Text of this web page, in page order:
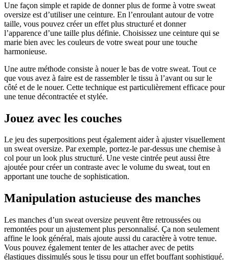
Une façon simple et rapide de donner plus de forme à votre sweat
oversize est d’utiliser une ceinture. En l’enroulant autour de votre
taille, vous pouvez créer un effet plus structuré et donner
l’apparence d’une taille plus définie. Choisissez une ceinture qui se
marie bien avec les couleurs de votre sweat pour une touche
harmonieuse.
Une autre méthode consiste à nouer le bas de votre sweat. Tout ce
que vous avez à faire est de rassembler le tissu à l’avant ou sur le
côté et de le nouer. Cette technique est particulièrement efficace pour
une tenue décontractée et stylée.
Jouez avec les couches
Le jeu des superpositions peut également aider à ajuster visuellement
un sweat oversize. Par exemple, portez-le par-dessus une chemise à
col pour un look plus structuré. Une veste cintrée peut aussi être
ajoutée pour créer un contraste avec le volume du sweat, tout en
apportant une touche de sophistication.
Manipulation astucieuse des manches
Les manches d’un sweat oversize peuvent être retroussées ou
remontées pour un ajustement plus personnalisé. Ça non seulement
affine le look général, mais ajoute aussi du caractère à votre tenue.
Vous pouvez également tenter de les attacher avec de petits
élastiques dissimulés sous le tissu pour un effet bouffant sophistiqué.